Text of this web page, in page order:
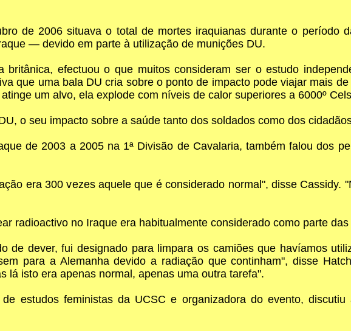
de 2006 situava o total de mortes iraquianas durante o período
— devido em parte à utilização de munições DU.
britânica, efectuou o que muitos consideram ser o estudo
que uma bala DU cria sobre o ponto de impacto pode viajar mais
um alvo, ela explode com níveis de calor superiores a 6000º
o seu impacto sobre a saúde tanto dos soldados como dos
de 2003 a 2005 na 1ª Divisão de Cavalaria, também falou dos
era 300 vezes aquele que é considerado normal", disse Cassidy.
radioactivo no Iraque era habitualmente considerado como parte
de dever, fui designado para limpara os camiões que havíamos
para a Alemanha devido a radiação que continham", disse
lá isto era apenas normal, apenas uma outra tarefa".
estudos feministas da UCSC e organizadora do evento,